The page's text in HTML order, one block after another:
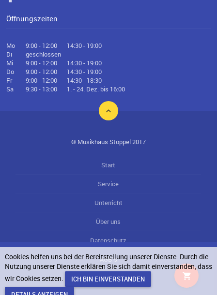
Öffnungszeiten
Mo 9:00 - 12:00
14:30 - 19:00
Di
geschlossen
Mi
9:00 - 12:00
14:30 - 19:00
Do
9:00 - 12:00
14:30 - 19:00
Fr
9:00 - 12:00
14:30 - 18:30
Sa
9:30 - 13:00 1. - 24. Dez. bis 16:00
© Musikhaus Stöppel 2017
Start
Service
Unterricht
Über uns
Datenschutz
AGB`s
Impressum
Cookies helfen uns bei der Bereitstellung unserer Dienste. Durch die
Nutzung unserer Dienste erklären Sie sich damit einverstanden, dass
wir Cookies setzen.